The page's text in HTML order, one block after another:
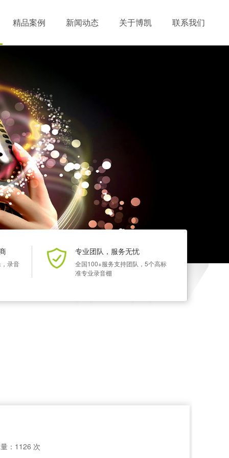
精品案例 新闻动态 关于博凯 联系我们
录音
专业团队，服务无忧
全国100+服务支持团队，5个高标
准专业录音棚
：1126 次